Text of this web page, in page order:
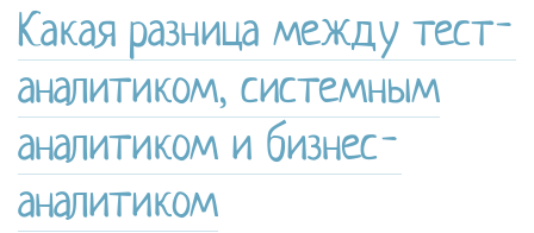
Какая разница между тест-
аналитиком, системным
аналитиком и бизнес-
аналитиком